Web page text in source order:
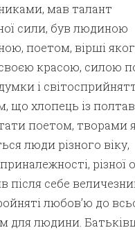
мав талант
сили, був людиною
поетом, вірші
красою, силою
і
що хлопець із
поетом, творами
люди різного віку,
різної
після себе
любов’ю до
для людини.